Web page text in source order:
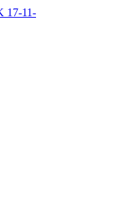
17-11-